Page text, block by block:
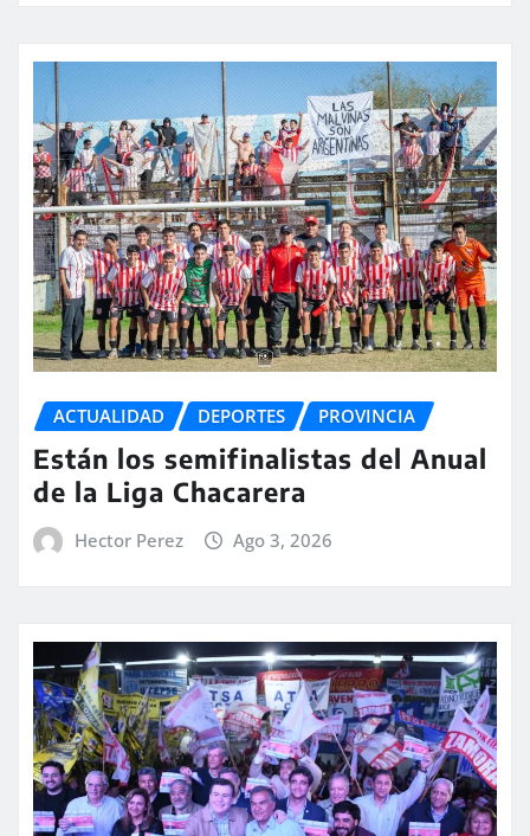
ACTUALIDAD DEPORTES PROVINCIA
Están los semifinalistas del Anual
de la Liga Chacarera
Hector Perez Ago 3, 2026